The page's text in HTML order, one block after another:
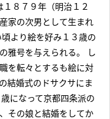
１８７９年（明治１２
家の次男として生まれ
より絵を好み１３歳の
雅号を与えられる。 し
を転々とするも絵に対
結婚式のドサクサにま
になって京都四条派の
その娘と結婚をしてか